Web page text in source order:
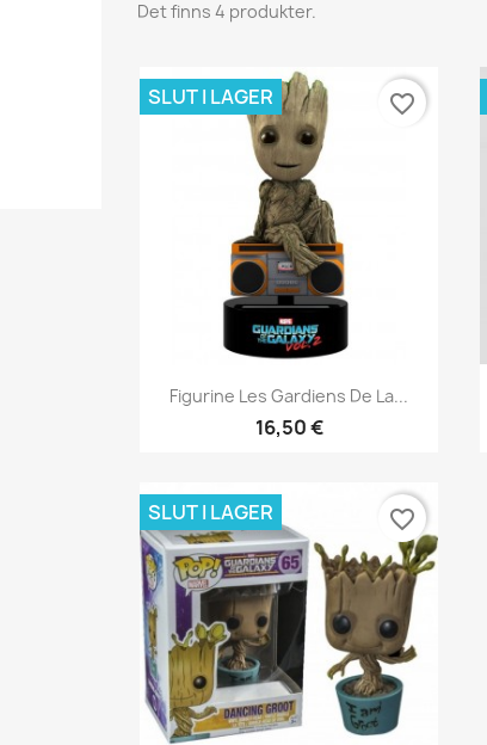
Det finns 4 produkter.
Snabbvy
Figurine Les Gardiens De La...
16,50 €
SLUT I LAGER favorite_border
SLUT I LAGER favorite_border